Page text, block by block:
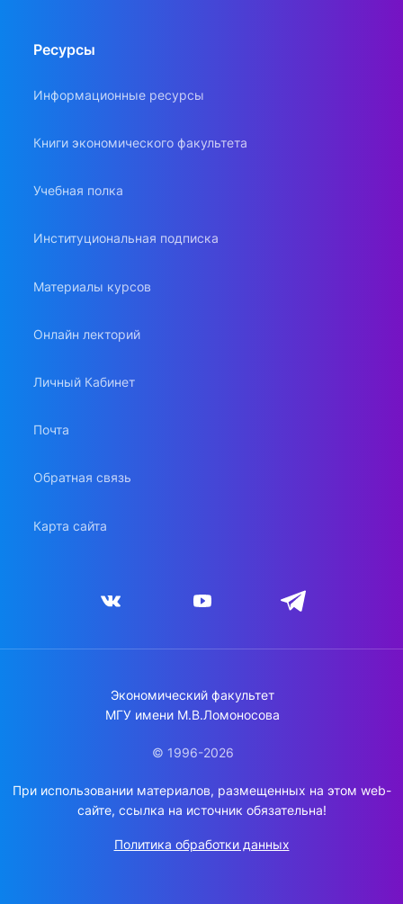
Ресурсы
Информационные ресурсы
Книги экономического факультета
Учебная полка
Институциональная подписка
Материалы курсов
Онлайн лекторий
Личный Кабинет
Почта
Обратная связь
Карта сайта
Экономический факультет
МГУ имени М.В.Ломоносова
© 1996-2026
При использовании материалов, размещенных на этом web-
сайте, ссылка на источник обязательна!
Политика обработки данных